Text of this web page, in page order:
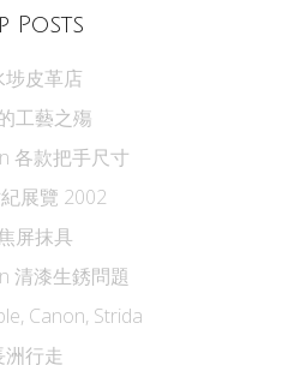
Posts
埗皮革店
工藝之殤
各款把手尺寸
展覽 2002
屏抹具
清漆生銹問題
Canon, Strida
洲行走